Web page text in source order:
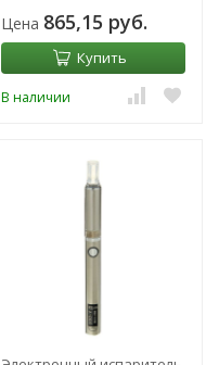
Цена 865,15 руб.
Купить
В наличии